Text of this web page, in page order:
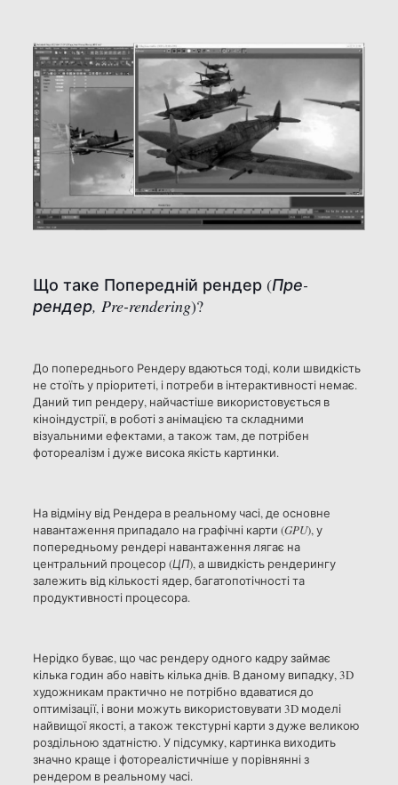
Що таке Попередній рендер (Пре-
рендер, Pre-rendering)?
До попереднього Рендеру вдаються тоді, коли швидкість
не стоїть у пріоритеті, і потреби в інтерактивності немає.
Даний тип рендеру, найчастіше використовується в
кіноіндустрії, в роботі з анімацією та складними
візуальними ефектами, а також там, де потрібен
фотореалізм і дуже висока якість картинки.
На відміну від Рендера в реальному часі, де основне
навантаження припадало на графічні карти (GPU), у
попередньому рендері навантаження лягає на
центральний процесор (ЦП), а швидкість рендерингу
залежить від кількості ядер, багатопотічності та
продуктивності процесора.
Нерідко буває, що час рендеру одного кадру займає
кілька годин або навіть кілька днів. В даному випадку, 3D
художникам практично не потрібно вдаватися до
оптимізації, і вони можуть використовувати 3D моделі
найвищої якості, а також текстурні карти з дуже великою
роздільною здатністю. У підсумку, картинка виходить
значно краще і фотореалістичніше у порівнянні з
рендером в реальному часі.